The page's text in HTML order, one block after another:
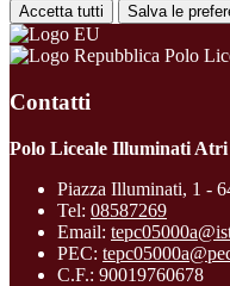
Accetta tutti Salva le
Polo
Contatti
Polo Liceale Illuminati Atri
Piazza Illuminati, 1 -
Tel: 08587269
Email:
PEC:
C.F.: 90019760678